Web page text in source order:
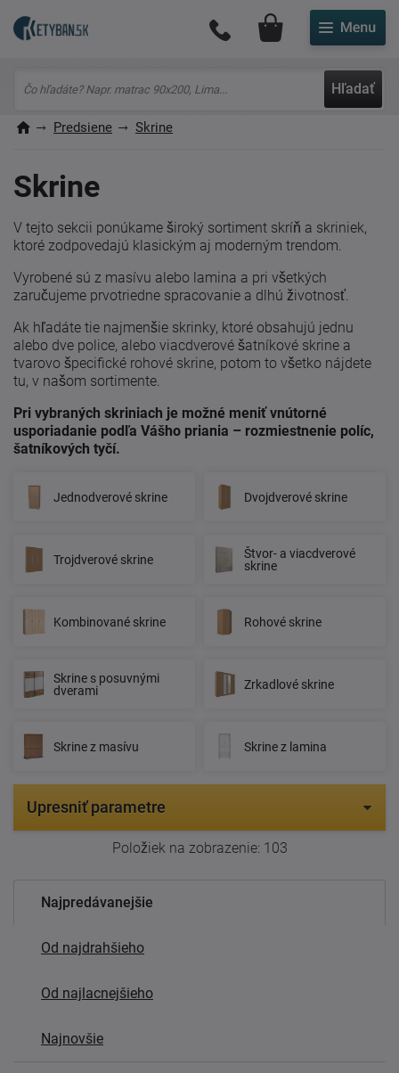
Hľadať
Môj účet
Predsiene Skrine
Skrine
V tejto sekcii ponúkame široký sortiment skríň a skriniek,
ktoré zodpovedajú klasickým aj moderným trendom.
Vyrobené sú z masívu alebo lamina a pri všetkých
zaručujeme prvotriedne spracovanie a dlhú životnosť.
Ak hľadáte tie najmenšie skrinky, ktoré obsahujú jednu
alebo dve police, alebo viacdverové šatníkové skrine a
tvarovo špecifické rohové skrine, potom to všetko nájdete
tu, v našom sortimente.
Pri vybraných skriniach je možné meniť vnútorné
usporiadanie podľa Vášho priania – rozmiestnenie políc,
šatníkových tyčí.
Jednodverové skrine Dvojdverové skrine
Trojdverové skrine
Štvor- a viacdverové
skrine
Kombinované skrine Rohové skrine
Skrine s posuvnými
dverami
Zrkadlové skrine
Skrine z masívu Skrine z lamina
Upresniť parametre
Položiek na zobrazenie: 103
Najpredávanejšie
Od najdrahšieho
Od najlacnejšieho
Najnovšie